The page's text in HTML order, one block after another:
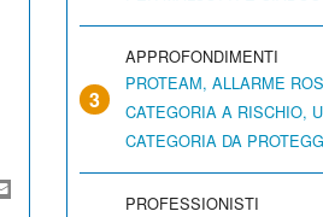
3
APPROFONDIMENTI
PROTEAM, ALLARME
CATEGORIA A RISCHIO,
CATEGORIA DA
PROFESSIONISTI